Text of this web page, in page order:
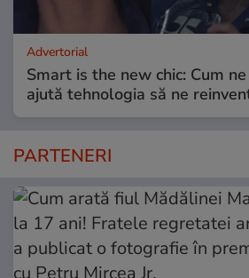
Advertorial
Smart is the new chic: Cum ne
ajută tehnologia să ne
PARTENERI